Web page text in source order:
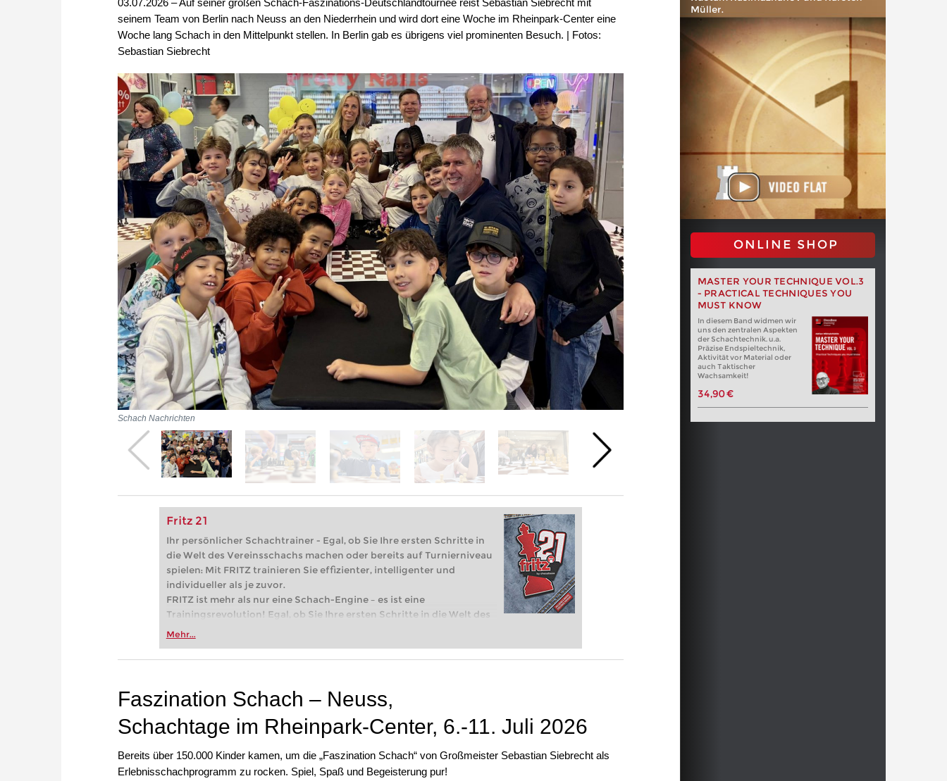
seinem Team von Berlin nach Neuss an den Niederrhein und wird dort eine Woche im Rheinpark-Center eine
Woche lang Schach in den Mittelpunkt stellen. In Berlin gab es übrigens viel prominenten Besuch. | Fotos:
Sebastian Siebrecht
Schach Nachrichten
Fritz 21
Ihr persönlicher Schachtrainer - Egal, ob Sie Ihre ersten Schritte in
die Welt des Vereinsschachs machen oder bereits auf Turnierniveau
spielen: Mit FRITZ trainieren Sie effizienter, intelligenter und
individueller als je zuvor.
FRITZ ist mehr als nur eine Schach-Engine – es ist eine
Trainingsrevolution! Egal, ob Sie Ihre ersten Schritte in die Welt des
Vereinsschachs machen oder bereits auf Turnierniveau spielen: Mit
zuvor.
Mehr...
Müller.
ONLINE SHOP
MASTER YOUR TECHNIQUE VOL.3
- PRACTICAL TECHNIQUES YOU
MUST KNOW
In diesem Band widmen wir
uns den zentralen Aspekten
der Schachtechnik. u.a.
Präzise Endspieltechnik,
Aktivität vor Material oder
auch Taktischer
Wachsamkeit!
34,90 €
Faszination Schach – Neuss,
Schachtage im Rheinpark-Center, 6.-11. Juli 2026
Bereits über 150.000 Kinder kamen, um die „Faszination Schach“ von Großmeister Sebastian Siebrecht als
Erlebnisschachprogramm zu rocken. Spiel, Spaß und Begeisterung pur!